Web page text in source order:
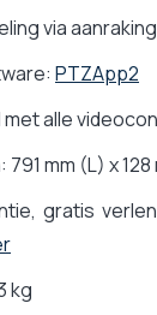
via
PTZApp2
alle
mm (L) x 128
gratis
kg